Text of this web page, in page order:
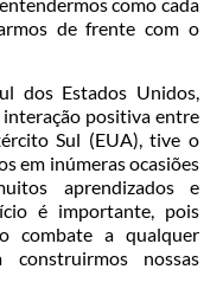
de frente com o
dos Estados Unidos,
positiva entre
Sul (EUA), tive o
em inúmeras ocasiões
aprendizados e
é importante, pois
combate a qualquer
nossas